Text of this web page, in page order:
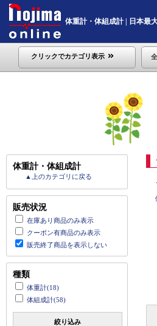
体重計・体組成計 | 日本最
クリックでカテゴリ表示
体重計・体組成計
▲上のカテゴリに戻る
販売状況
在庫あり商品のみ表示
クーポン有商品のみ表示
販売終了商品を表示しない
種類
体重計(18)
体組成計(58)
絞り込み